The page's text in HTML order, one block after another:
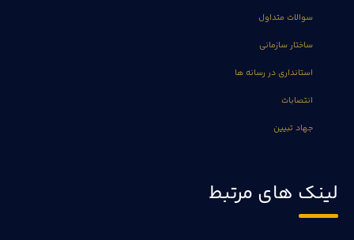
سوالات متداول
ساختار سازمانی
استانداری در رسانه ها
انتصابات
جهاد تبیین
لینک های مرتبط